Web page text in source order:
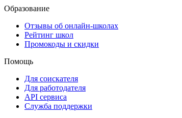
Образование
Отзывы об онлайн-школах
Рейтинг школ
Промокоды и скидки
Помощь
Для соискателя
Для работодателя
API сервиса
Служба поддержки